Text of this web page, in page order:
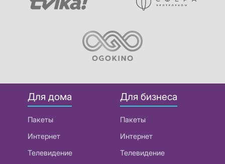
Для дома
Пакеты
Интернет
Телевидение
Для бизнеса
Пакеты
Интернет
Телевидение